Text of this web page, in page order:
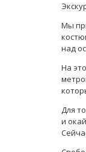
Мы
над
На
Для
и